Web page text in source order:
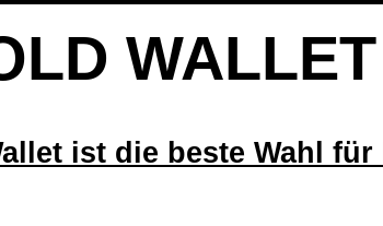
WALLET
ist die beste Wahl